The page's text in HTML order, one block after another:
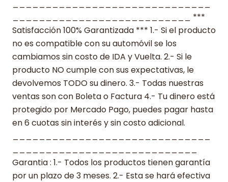
___________________________ ***
Satisfacción 100% Garantizada *** 1.- Si el producto
no es compatible con su automóvil se los
cambiamos sin costo de IDA y Vuelta. 2.- Si le
producto NO cumple con sus expectativas, le
devolvemos TODO su dinero. 3.- Todas nuestras
ventas son con Boleta o Factura 4.- Tu dinero está
protegido por Mercado Pago, puedes pagar hasta
en 6 cuotas sin interés y sin costo adicional.
Garantia : 1.- Todos los productos tienen garantía
por un plazo de 3 meses. 2.- Esta se hará efectiva